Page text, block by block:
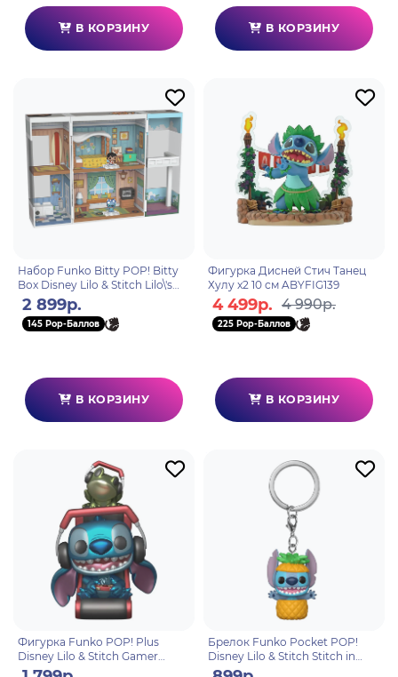
В КОРЗИНУ В КОРЗИНУ
Набор Funko Bitty POP! Bitty
Box Disney Lilo & Stitch Lilo\'s
Home+Lilo+Stitch 85536
2 899р.
145 Pop-Баллов
В КОРЗИНУ
Фигурка Дисней Стич Танец
Хулу x2 10 см ABYFIG139
4 499р. 4 990р.
225 Pop-Баллов
В КОРЗИНУ
Фигурка Funko POP! Plus
Disney Lilo & Stitch Gamer
Stitch (MT) (1564) 87120
Брелок Funko Pocket POP!
Disney Lilo & Stitch Stitch in
Pineapple​ 90673